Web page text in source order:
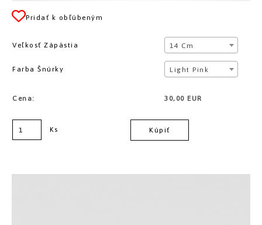
Pridať k obľúbeným
Veľkosť Zápästia 14 Cm
Farba Šnúrky Light Pink
Cena: 30,00 EUR
Ks